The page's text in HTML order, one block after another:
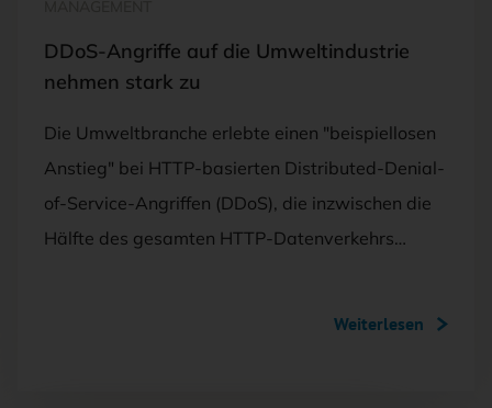
DDoS-Angriffe auf die Umweltindustrie
nehmen stark zu
Die Umweltbranche erlebte einen "beispiellosen
Anstieg" bei HTTP-basierten Distributed-Denial-
of-Service-Angriffen (DDoS), die inzwischen die
Hälfte des gesamten HTTP-Datenverkehrs…
Weiterlesen